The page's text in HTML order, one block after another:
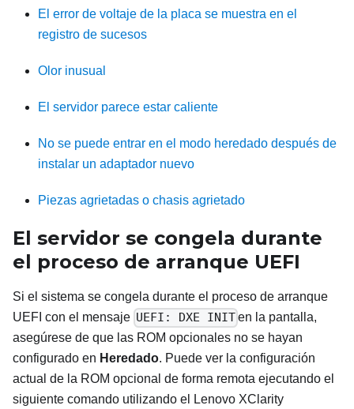
El error de voltaje de la placa se muestra en el
registro de sucesos
Olor inusual
El servidor parece estar caliente
No se puede entrar en el modo heredado después de
instalar un adaptador nuevo
Piezas agrietadas o chasis agrietado
El servidor se congela durante
el proceso de arranque UEFI
Si el sistema se congela durante el proceso de arranque
UEFI con el mensaje UEFI: DXE INITen la pantalla,
asegúrese de que las ROM opcionales no se hayan
configurado en Heredado. Puede ver la configuración
actual de la ROM opcional de forma remota ejecutando el
siguiente comando utilizando el Lenovo XClarity